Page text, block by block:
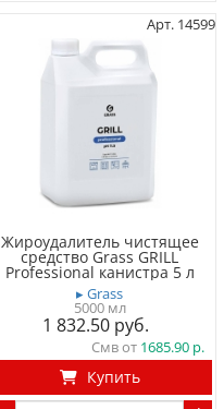
Арт. 14599
Жироудалитель чистящее
средство Grass GRILL
Professional канистра 5 л
▸ Grass
5000 мл
1 832.50
Смв от 1685.90
Купить